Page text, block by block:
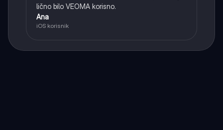
lično bilo VEOMA korisno.
Ana
iOS korisnik